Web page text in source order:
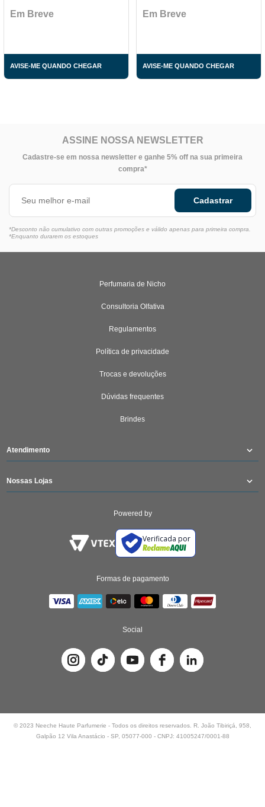
Em Breve
AVISE-ME QUANDO CHEGAR
Em Breve
AVISE-ME QUANDO CHEGAR
ASSINE NOSSA NEWSLETTER
Cadastre-se em nossa newsletter e ganhe 5% off na sua primeira
compra*
Cadastrar
*Desconto não cumulativo com outras promoções e válido apenas para primeira compra.
*Enquanto durarem os estoques
Perfumaria de Nicho
Consultoria Olfativa
Regulamentos
Política de privacidade
Trocas e devoluções
Dúvidas frequentes
Brindes
Atendimento
Nossas Lojas
Powered by
Verificada por
Formas de pagamento
Social
© 2023 Neeche Haute Parfumerie - Todos os direitos reservados. R. João Tibiriçá, 958,
Galpão 12 Vila Anastácio - SP, 05077-000 - CNPJ: 41005247/0001-88